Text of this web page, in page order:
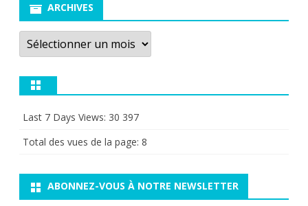
ARCHIVES
Archives
Last 7 Days Views: 30 397
Total des vues de la page: 8
ABONNEZ-VOUS À NOTRE NEWSLETTER